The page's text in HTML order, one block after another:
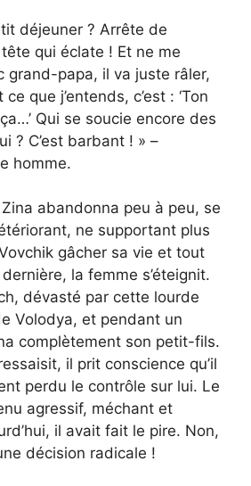
déjeuner ? Arrête de
tête qui éclate ! Et ne me
grand-papa, il va juste râler,
que j’entends, c’est : ‘Ton
Qui se soucie encore des
? C’est barbant ! » –
homme.
abandonna peu à peu, se
ne supportant plus
gâcher sa vie et tout
la femme s’éteignit.
dévasté par cette lourde
Volodya, et pendant un
complètement son petit-fils.
il prit conscience qu’il
perdu le contrôle sur lui. Le
agressif, méchant et
il avait fait le pire. Non,
décision radicale !